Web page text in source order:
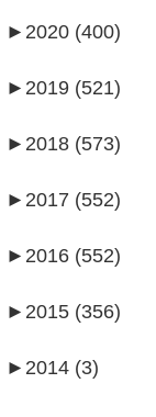
► 2020 (400)
► 2019 (521)
► 2018 (573)
► 2017 (552)
► 2016 (552)
► 2015 (356)
► 2014 (3)